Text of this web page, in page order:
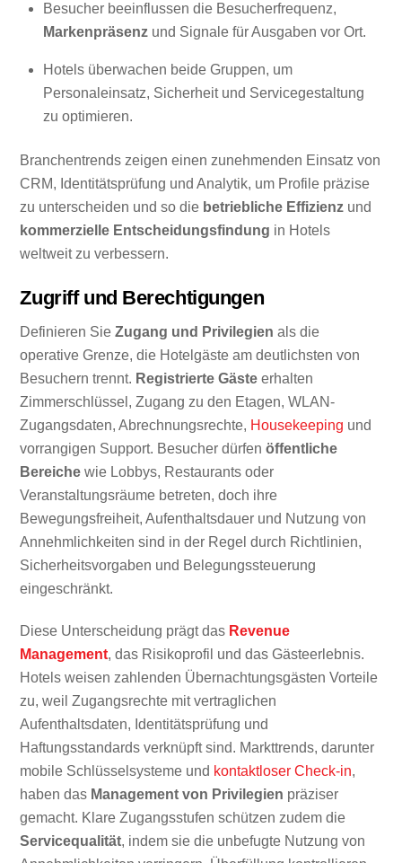
Besucher beeinflussen die Besucherfrequenz,
Markenpräsenz und Signale für Ausgaben vor Ort.
Hotels überwachen beide Gruppen, um
Personaleinsatz, Sicherheit und Servicegestaltung
zu optimieren.
Branchentrends zeigen einen zunehmenden Einsatz von
CRM, Identitätsprüfung und Analytik, um Profile präzise
zu unterscheiden und so die betriebliche Effizienz und
kommerzielle Entscheidungsfindung in Hotels
weltweit zu verbessern.
Zugriff und Berechtigungen
Definieren SieZugang und Privilegien als die
operative Grenze, die Hotelgäste am deutlichsten von
Besuchern trennt. Registrierte Gäste erhalten
Zimmerschlüssel, Zugang zu den Etagen, WLAN-
Zugangsdaten, Abrechnungsrechte, Housekeeping und
vorrangigen Support. Besucher dürfenöffentliche
Bereiche wie Lobbys, Restaurants oder
Veranstaltungsräume betreten, doch ihre
Bewegungsfreiheit, Aufenthaltsdauer und Nutzung von
Annehmlichkeiten sind in der Regel durch Richtlinien,
Sicherheitsvorgaben und Belegungssteuerung
eingeschränkt.
Diese Unterscheidung prägt das Revenue
Management, das Risikoprofil und das Gästeerlebnis.
Hotels weisen zahlenden Übernachtungsgästen Vorteile
zu, weil Zugangsrechte mit vertraglichen
Aufenthaltsdaten, Identitätsprüfung und
Haftungsstandards verknüpft sind. Markttrends, darunter
mobile Schlüsselsysteme und kontaktloser Check-in,
haben das Management von Privilegien präziser
gemacht. Klare Zugangsstufen schützen zudem die
Servicequalität, indem sie die unbefugte Nutzung von